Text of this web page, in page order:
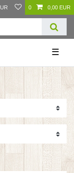
0 0,00 EUR
☰